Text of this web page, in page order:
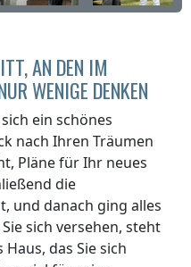
AN DEN IM
WENIGE DENKEN
ein schönes
nach Ihren Träumen
Pläne für Ihr neues
die
und danach ging alles
sich versehen, steht
das Sie sich